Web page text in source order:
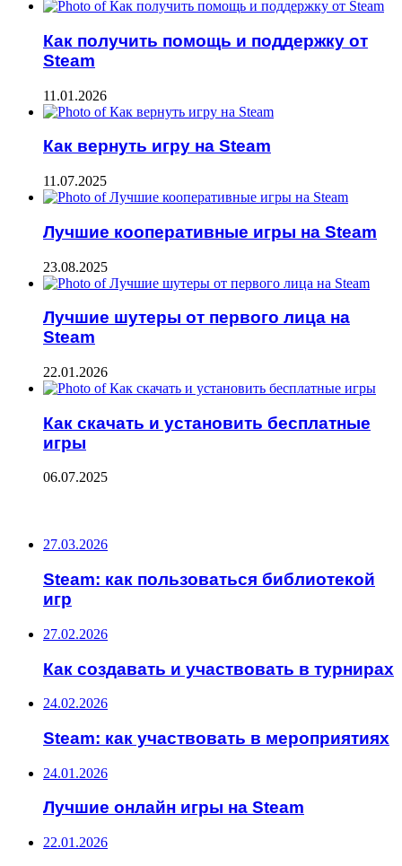
Как получить помощь и поддержку от
Steam
11.01.2026
Как вернуть игру на Steam
11.07.2025
Лучшие кооперативные игры на Steam
23.08.2025
Лучшие шутеры от первого лица на
Steam
22.01.2026
Как скачать и установить бесплатные
игры
06.07.2025
27.03.2026
Steam: как пользоваться библиотекой
игр
27.02.2026
Как создавать и участвовать в турнирах
24.02.2026
Steam: как участвовать в мероприятиях
24.01.2026
Лучшие онлайн игры на Steam
22.01.2026